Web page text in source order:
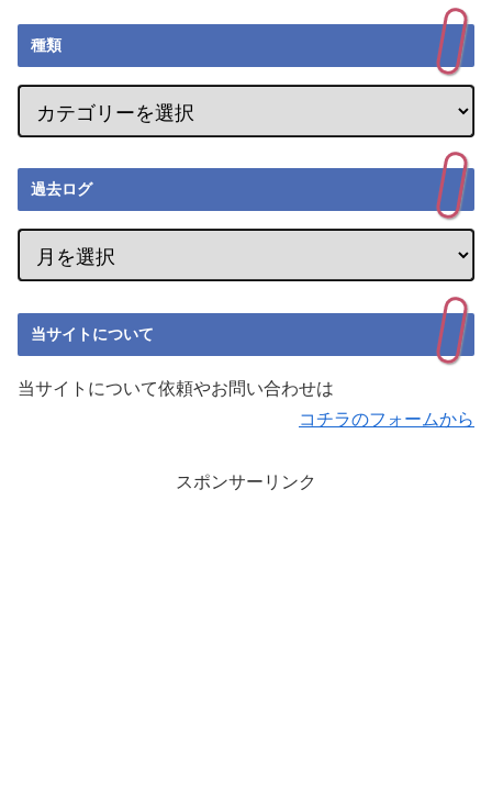
種類
過去ログ
当サイトについて
当サイトについて依頼やお問い合わせは
コチラのフォームから
スポンサーリンク